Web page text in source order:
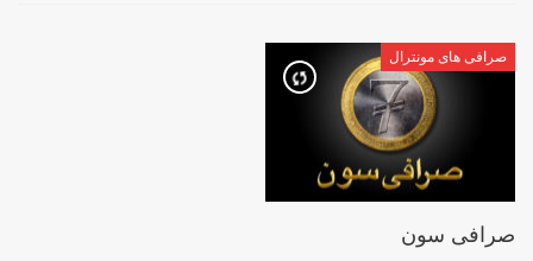
صرافی های مونترال
صرافی سون